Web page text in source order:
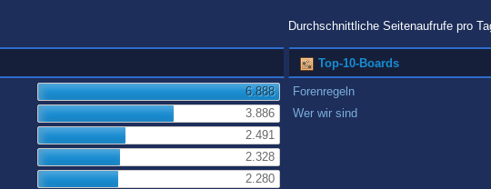
Durchschnittliche Seitenaufrufe pro
6.888
3.886
2.491
2.328
2.280
Top-10-Boards
Forenregeln
Wer wir sind